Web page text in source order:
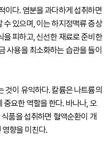
이다. 염분을 과다하게 섭취하면
수 있으며, 이는 하지정맥류 증상
피하고, 신선한 재료로 준비한
사용을 최소화하는 습관을 들이
것이 유익하다. 칼륨은 나트륨의
요한 역할을 한다. 바나나, 오
품을 섭취하면 혈액순환이 개
향을 미친다.